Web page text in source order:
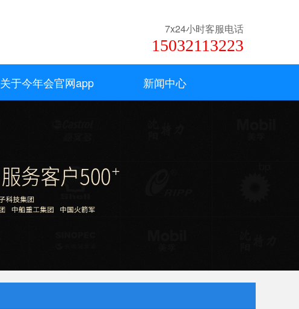
7x24小时客服电话
15032113223
关于今年会官网app 新闻中心